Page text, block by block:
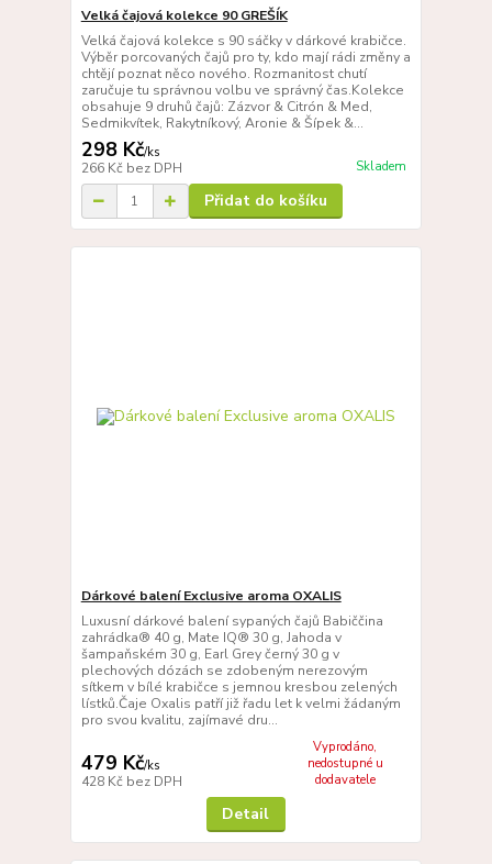
Velká čajová kolekce 90 GREŠÍK
Velká čajová kolekce s 90 sáčky v dárkové krabičce.
Výběr porcovaných čajů pro ty, kdo mají rádi změny a
chtějí poznat něco nového. Rozmanitost chutí
zaručuje tu správnou volbu ve správný čas.Kolekce
obsahuje 9 druhů čajů: Zázvor & Citrón & Med,
Sedmikvítek, Rakytníkový, Aronie & Šípek &...
298 Kč/ks
266 Kč bez DPH Skladem
Přidat do košíku
Dárkové balení Exclusive aroma OXALIS
Luxusní dárkové balení sypaných čajů Babiččina
zahrádka® 40 g, Mate IQ® 30 g, Jahoda v
šampaňském 30 g, Earl Grey černý 30 g v
plechových dózách se zdobeným nerezovým
sítkem v bílé krabičce s jemnou kresbou zelených
lístků.Čaje Oxalis patří již řadu let k velmi žádaným
pro svou kvalitu, zajímavé dru...
479 Kč/ks
428 Kč bez DPH
Vyprodáno,
nedostupné u
dodavatele
Detail